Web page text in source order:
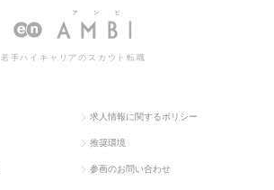
若手ハイキャリアのスカウト転職
求人情報に関するポリシー
推奨環境
参画のお問い合わせ